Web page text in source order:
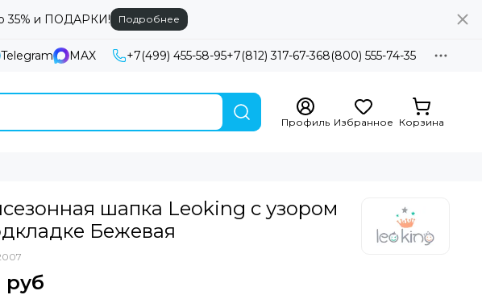
35% и ПОДАРКИ! Подробнее
Telegram MAX +7(499) 455-58-95+7(812) 317-67-368(800) 555-74-35
Профиль Избранное Корзина
шапка Leoking с узором
Бежевая
руб